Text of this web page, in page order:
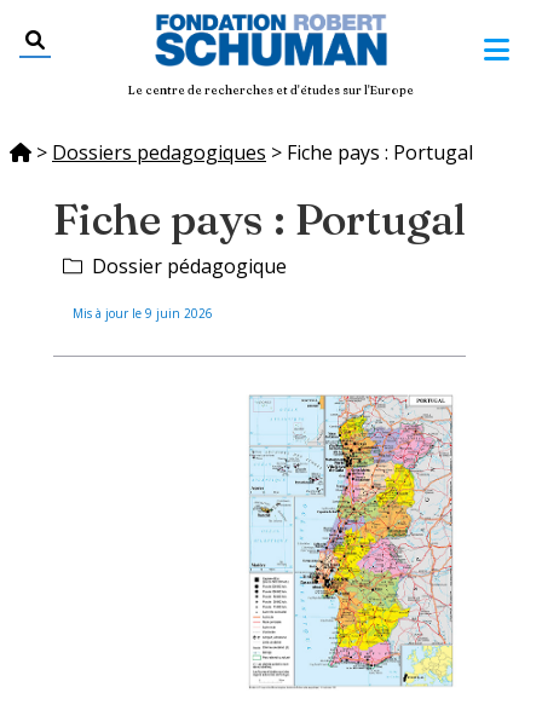
Le centre de recherches et d'études sur l'Europe
> Dossiers pedagogiques > Fiche pays : Portugal
Fiche pays : Portugal
Dossier pédagogique
Mis à jour le 9 juin 2026